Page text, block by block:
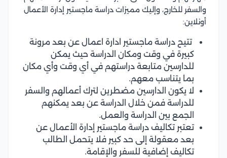
والسفر للخارج، وإليك مميزات دراسة ماجستير إدارة الأعمال
أونلاين:
تتيح دراسة ماجستير ادارة اعمال عن بعد مرونة
كبيرة في وقت ومكان الدراسة حيث يمكن
للدارسين متابعة دراستهم في أي وقت وأي مكان
بما يتناسب معهم.
لا يكون الدارسين مضطرين لترك أعمالهم والسفر
للدراسة فمن خلال الدراسة عن بعد يمكنهم
الجمع بين الدراسة والعمل.
تعتبر تكاليف دراسة ماجستير إدارة الأعمال عن
بعد معقولة إلى حد كبير فلا يتحمل الطالب
تكاليف إضافية للسفر والإقامة.